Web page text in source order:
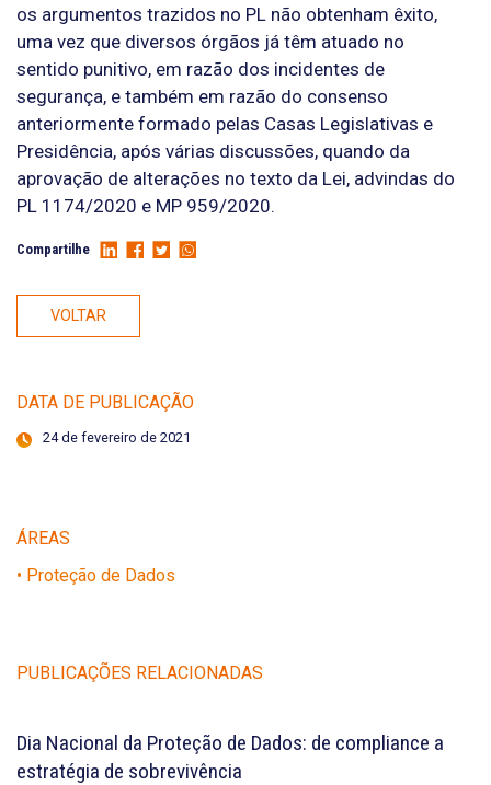
os argumentos trazidos no PL não obtenham êxito,
uma vez que diversos órgãos já têm atuado no
sentido punitivo, em razão dos incidentes de
segurança, e também em razão do consenso
anteriormente formado pelas Casas Legislativas e
Presidência, após várias discussões, quando da
aprovação de alterações no texto da Lei, advindas do
PL 1174/2020 e MP 959/2020.
Compartilhe
VOLTAR
DATA DE PUBLICAÇÃO
24 de fevereiro de 2021
ÁREAS
• Proteção de Dados
PUBLICAÇÕES RELACIONADAS
Dia Nacional da Proteção de Dados: de compliance a
estratégia de sobrevivência